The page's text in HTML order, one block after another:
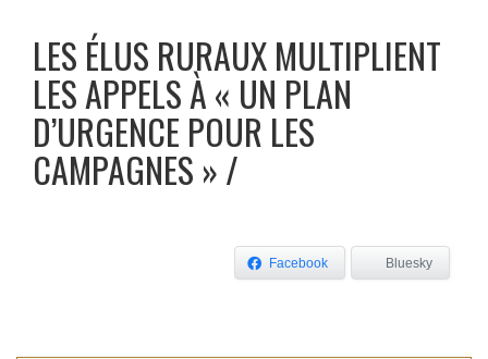
LES ÉLUS RURAUX MULTIPLIENT
LES APPELS À « UN PLAN
D’URGENCE POUR LES
CAMPAGNES »
Facebook Bluesky